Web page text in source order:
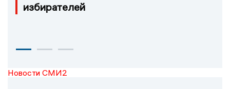
избирателей
Новости СМИ2